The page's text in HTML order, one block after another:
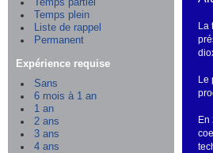
Temps partiel
Temps plein
Liste de rappel
Permanent
Expérience requise
Sans
6 mois à 1 an
1 an
2 ans
3 ans
4 ans
La
Le
En